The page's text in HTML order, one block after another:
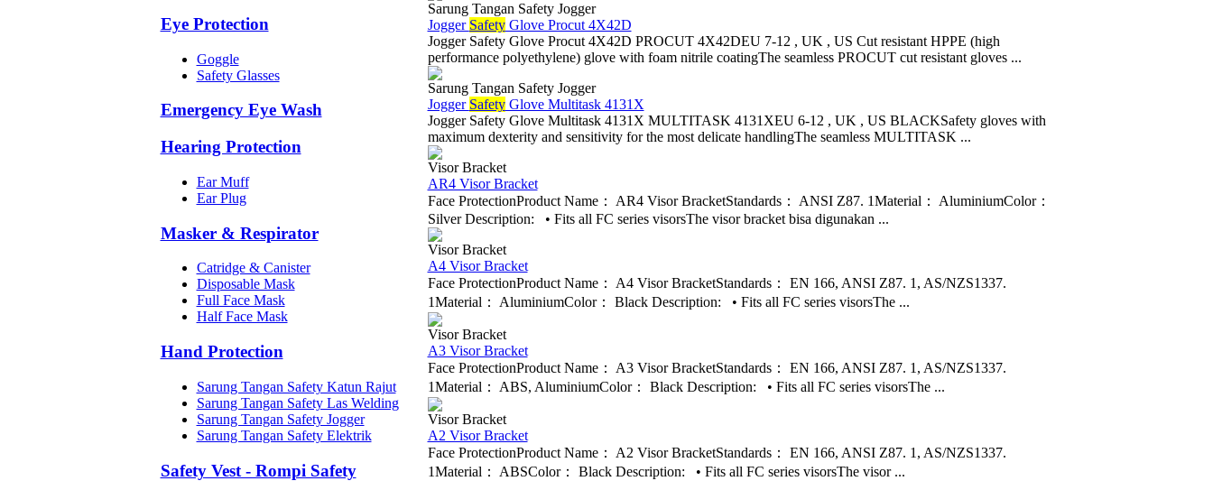
Eye Protection
Goggle
Safety Glasses
Emergency Eye Wash
Hearing Protection
Ear Muff
Ear Plug
Masker & Respirator
Catridge & Canister
Disposable Mask
Full Face Mask
Half Face Mask
Hand Protection
Sarung Tangan Safety Katun Rajut
Sarung Tangan Safety Las Welding
Sarung Tangan Safety Jogger
Sarung Tangan Safety Elektrik
Safety Vest - Rompi Safety
Sarung Tangan Safety Jogger
Jogger SafetyGlove Procut 4X42D
Jogger Safety Glove Procut 4X42D PROCUT 4X42DEU 7-12 , UK , US Cut resistant HPPE (high
performance polyethylene) glove with foam nitrile coatingThe seamless PROCUT cut resistant gloves ...
Sarung Tangan Safety Jogger
Jogger SafetyGlove Multitask 4131X
Jogger Safety Glove Multitask 4131X MULTITASK 4131XEU 6-12 , UK , US BLACKSafety gloves with
maximum dexterity and sensitivity for the most delicate handlingThe seamless MULTITASK ...
Visor Bracket
AR4 Visor Bracket
Face ProtectionProduct Name： AR4 Visor BracketStandards： ANSI Z87. 1Material： AluminiumColor：
Silver Description: • Fits all FC series visorsThe visor bracket bisa digunakan ...
Visor Bracket
A4 Visor Bracket
Face ProtectionProduct Name： A4 Visor BracketStandards： EN 166, ANSI Z87. 1, AS/NZS1337.
1Material： AluminiumColor： Black Description: • Fits all FC series visorsThe ...
Visor Bracket
A3 Visor Bracket
Face ProtectionProduct Name： A3 Visor BracketStandards： EN 166, ANSI Z87. 1, AS/NZS1337.
1Material： ABS, AluminiumColor： Black Description: • Fits all FC series visorsThe ...
Visor Bracket
A2 Visor Bracket
Face ProtectionProduct Name： A2 Visor BracketStandards： EN 166, ANSI Z87. 1, AS/NZS1337.
1Material： ABSColor： Black Description: • Fits all FC series visorsThe visor ...